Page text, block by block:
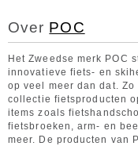
Over POC
Het Zweedse merk POC
innovatieve fiets- en
op veel meer dan dat.
collectie fietsproducten
items zoals
fietsbroeken, arm- en
meer. De producten van